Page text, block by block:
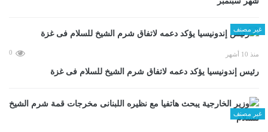
غير مصنف
منذ 10 أشهر 0
رئيس إندونيسيا يؤكد دعمه لاتفاق شرم الشيخ للسلام فى غزة
غير مصنف